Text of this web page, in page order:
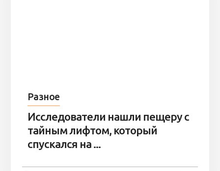
Разное
Исследователи нашли пещеру с
тайным лифтом, который
спускался на ...